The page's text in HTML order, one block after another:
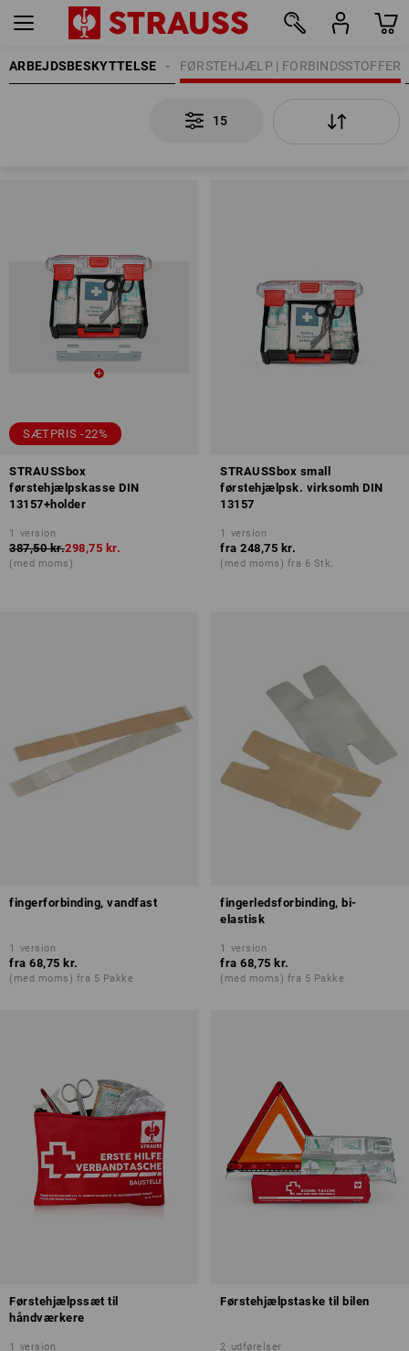
ARBEJDSBESKYTTELSE FØRSTEHJÆLP | FORBINDSSTOFFER
15
SÆTPRIS -22%
STRAUSSbox
førstehjælpskasse DIN
13157+holder
1 version
387,50 kr.298,75 kr.
(med moms)
STRAUSSbox small
førstehjælpsk. virksomh DIN
13157
1 version
fra 248,75 kr.
(med moms) fra 6 Stk.
fingerforbinding, vandfast
1 version
fra 68,75 kr.
(med moms) fra 5 Pakke
fingerledsforbinding, bi-
elastisk
1 version
fra 68,75 kr.
(med moms) fra 5 Pakke
Førstehjælpssæt til
håndværkere
1 version
Førstehjælpstaske til bilen
2 udførelser